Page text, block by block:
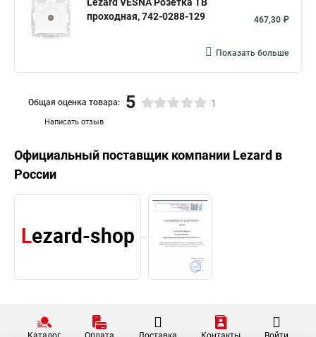
проходная, 742-0288-129
467,30 ₽
Показать больше
Написать отзыв
Общая оценка товара: 5 1
Официальный поставщик компании Lezard в
России